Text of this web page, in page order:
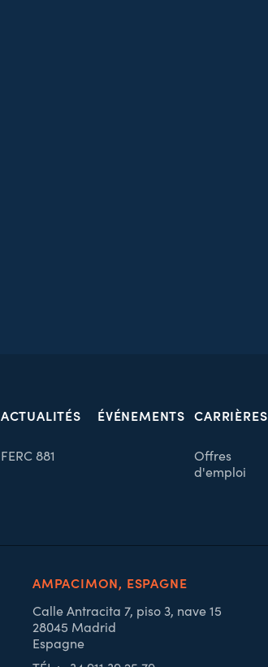
ACTUALITÉS
FERC 881
ÉVÉNEMENTS CARRIÈRES
Offres
d'emploi
AMPACIMON, ESPAGNE
Calle Antracita 7, piso 3, nave 15
28045 Madrid
Espagne